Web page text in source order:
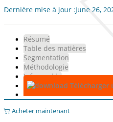
Dernière mise à jour :June 26,
Résumé
Table des matières
Segmentation
Méthodologie
Infographie
Acheter maintenant